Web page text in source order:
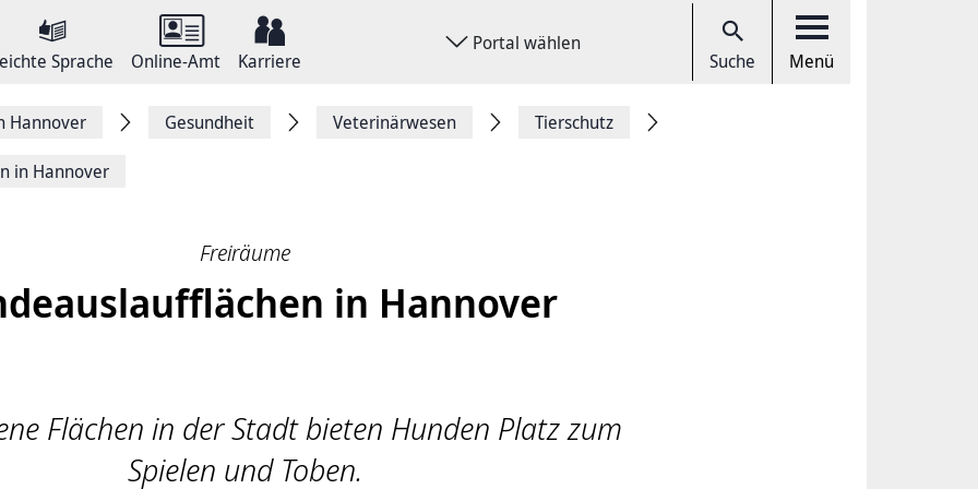
Sprache Online-Amt Karriere
Portal wählen
Suche Menü
Hannover Gesundheit Veterinärwesen Tierschutz
in Hannover
Freiräume
in Hannover
Flächen in der Stadt bieten Hunden Platz zum
Spielen und Toben.